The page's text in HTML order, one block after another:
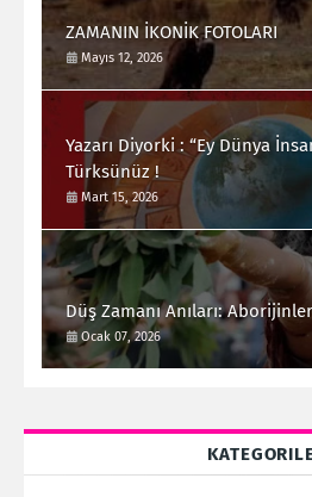
ZAMANIN İKONİK FOTOLARI
Mayıs 12, 2026
Yazarı Diyorki : “Ey Dünya
Türksünüz !
Mart 15, 2026
Düş Zamanı Anıları: Aborijinler
Ocak 07, 2026